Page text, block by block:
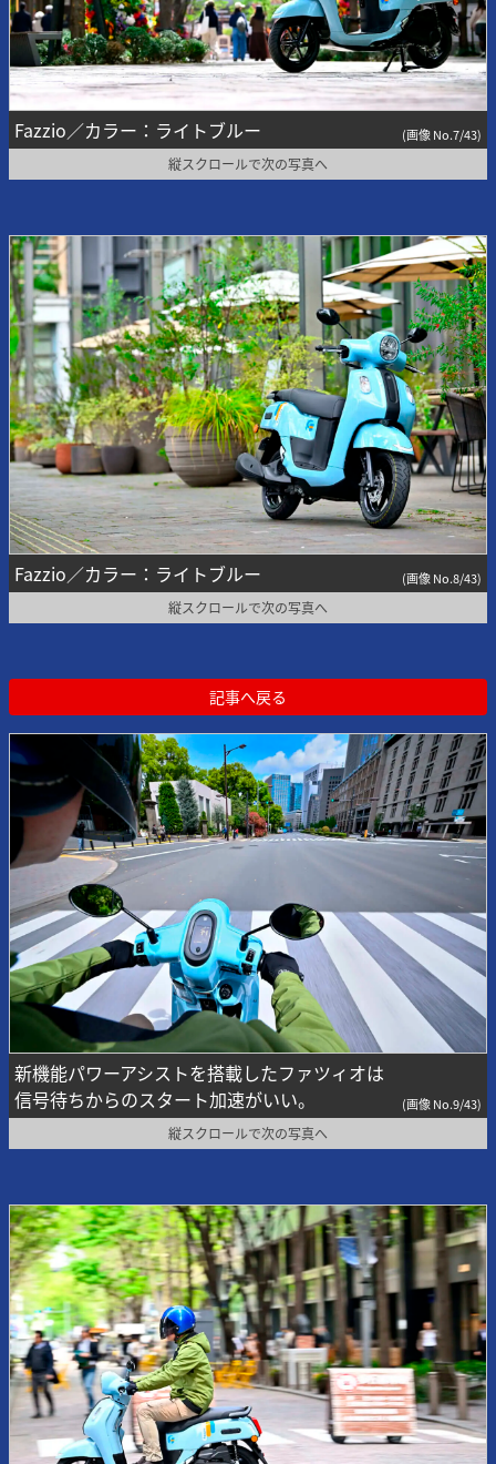
Fazzio／カラー：ライトブルー (画像 No.7/43)
縦スクロールで次の写真へ
Fazzio／カラー：ライトブルー (画像 No.8/43)
縦スクロールで次の写真へ
記事へ戻る
新機能パワーアシストを搭載したファツィオは
信号待ちからのスタート加速がいい。
(画像 No.9/43)
縦スクロールで次の写真へ